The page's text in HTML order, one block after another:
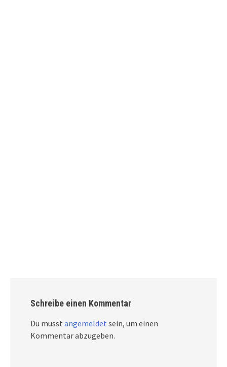
Schreibe einen Kommentar
Du musst angemeldet sein, um einen
Kommentar abzugeben.